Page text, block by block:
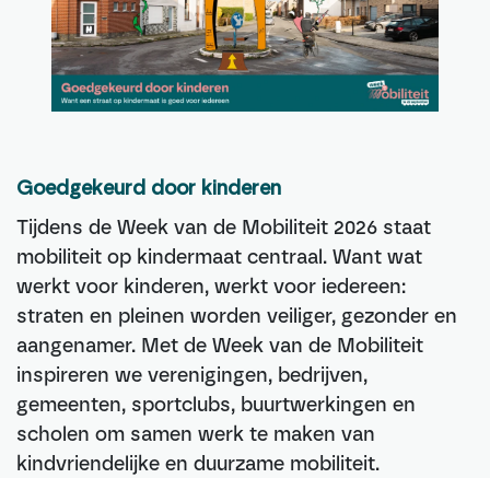
Goedgekeurd door kinderen
Tijdens de Week van de Mobiliteit 2026 staat
mobiliteit op kindermaat centraal. Want wat
werkt voor kinderen, werkt voor iedereen:
straten en pleinen worden veiliger, gezonder en
aangenamer. Met de Week van de Mobiliteit
inspireren we verenigingen, bedrijven,
gemeenten, sportclubs, buurtwerkingen en
scholen om samen werk te maken van
kindvriendelijke en duurzame mobiliteit.